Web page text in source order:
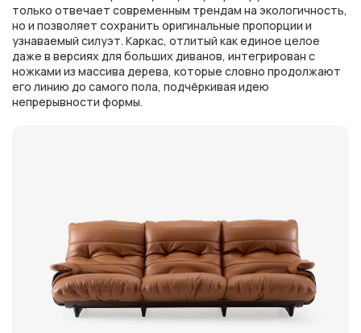
только отвечает современным трендам на экологичность,
но и позволяет сохранить оригинальные пропорции и
узнаваемый силуэт. Каркас, отлитый как единое целое
даже в версиях для больших диванов, интегрирован с
ножками из массива дерева, которые словно продолжают
его линию до самого пола, подчёркивая идею
непрерывности формы.